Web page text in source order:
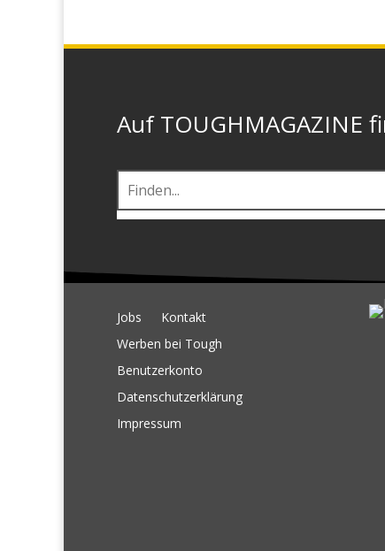
Auf TOUGHMAGAZINE
Jobs
Kontakt
Werben bei Tough
Benutzerkonto
Datenschutzerklärung
Impressum